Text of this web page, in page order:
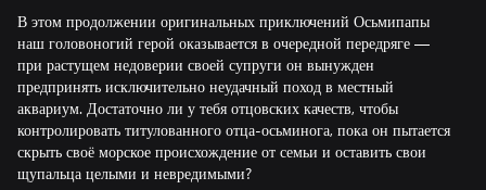
В этом продолжении оригинальных приключений Осьмипапы
наш головоногий герой оказывается в очередной передряге —
при растущем недоверии своей супруги он вынужден
предпринять исключительно неудачный поход в местный
аквариум. Достаточно ли у тебя отцовских качеств, чтобы
контролировать титулованного отца-осьминога, пока он пытается
скрыть своё морское происхождение от семьи и оставить свои
щупальца целыми и невредимыми?